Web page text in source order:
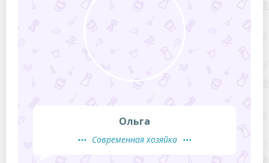
Ольга
Современная хозяйка